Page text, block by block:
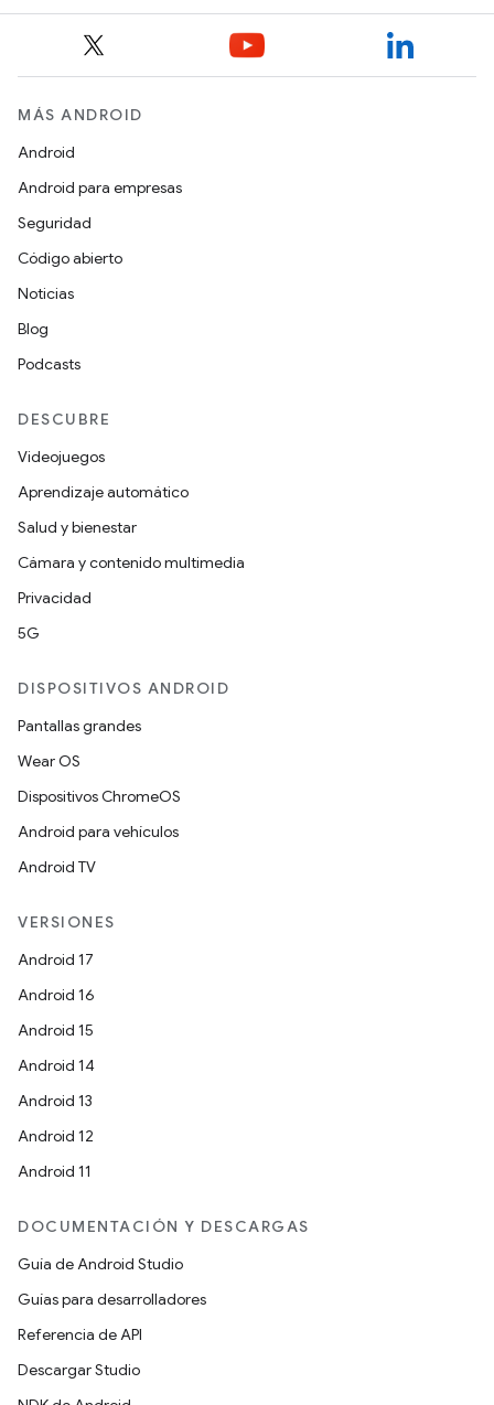
MÁS ANDROID
Android
Android para empresas
Seguridad
Código abierto
Noticias
Blog
Podcasts
DESCUBRE
Videojuegos
Aprendizaje automático
Salud y bienestar
Cámara y contenido multimedia
Privacidad
5G
DISPOSITIVOS ANDROID
Pantallas grandes
Wear OS
Dispositivos ChromeOS
Android para vehículos
Android TV
VERSIONES
Android 17
Android 16
Android 15
Android 14
Android 13
Android 12
Android 11
DOCUMENTACIÓN Y DESCARGAS
Guía de Android Studio
Guías para desarrolladores
Referencia de API
Descargar Studio